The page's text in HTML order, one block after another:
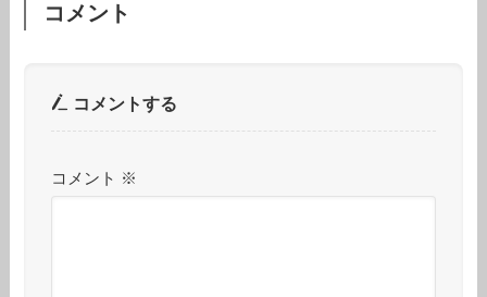
コメント
コメントする
コメント ※